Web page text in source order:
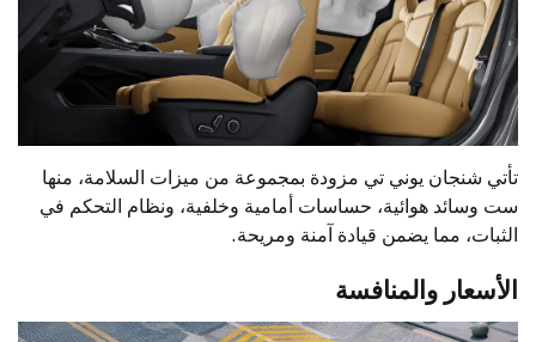
تأتي شنجان يوني تي مزودة بمجموعة من ميزات السلامة، منها
ست وسائد هوائية، حساسات أمامية وخلفية، ونظام التحكم في
الثبات، مما يضمن قيادة آمنة ومريحة.
الأسعار والمنافسة